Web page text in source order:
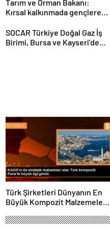
Tarım ve Orman Bakanı:
Kırsal kalkınmada gençlere
yapıyoruz
SOCAR Türkiye Doğal Gaz İş
Birimi, Bursa ve Kayseri’de
Türk Şirketleri Dünyanın En
Büyük Kompozit Malzemeler